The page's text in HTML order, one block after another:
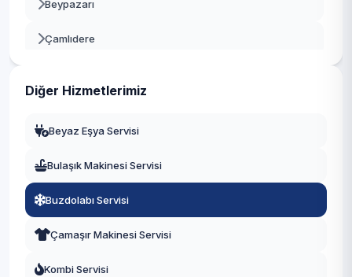
Beypazarı
Çamlıdere
Diğer Hizmetlerimiz
Beyaz Eşya Servisi
Bulaşık Makinesi Servisi
Buzdolabı Servisi
Çamaşır Makinesi Servisi
Kombi Servisi